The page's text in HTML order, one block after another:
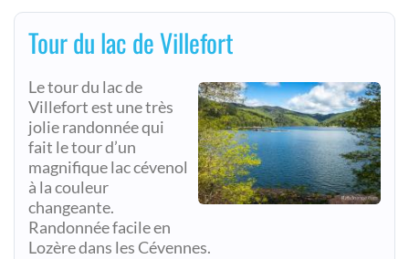
Tour du lac de Villefort
Le tour du lac de
Villefort est une très
jolie randonnée qui
fait le tour d’un
magnifique lac cévenol
à la couleur
changeante.
Randonnée facile en
Lozère dans les Cévennes.